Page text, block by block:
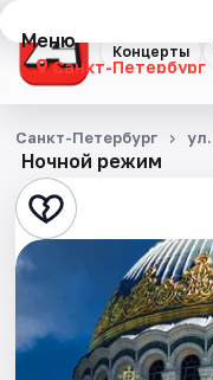
Концерты
Меню
Санкт-Петербург
Концерты
Театр
Стендап
Выставки
Квесты
Ночной режим
Санкт-Петербург